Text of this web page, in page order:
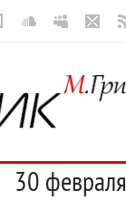
30 февраля